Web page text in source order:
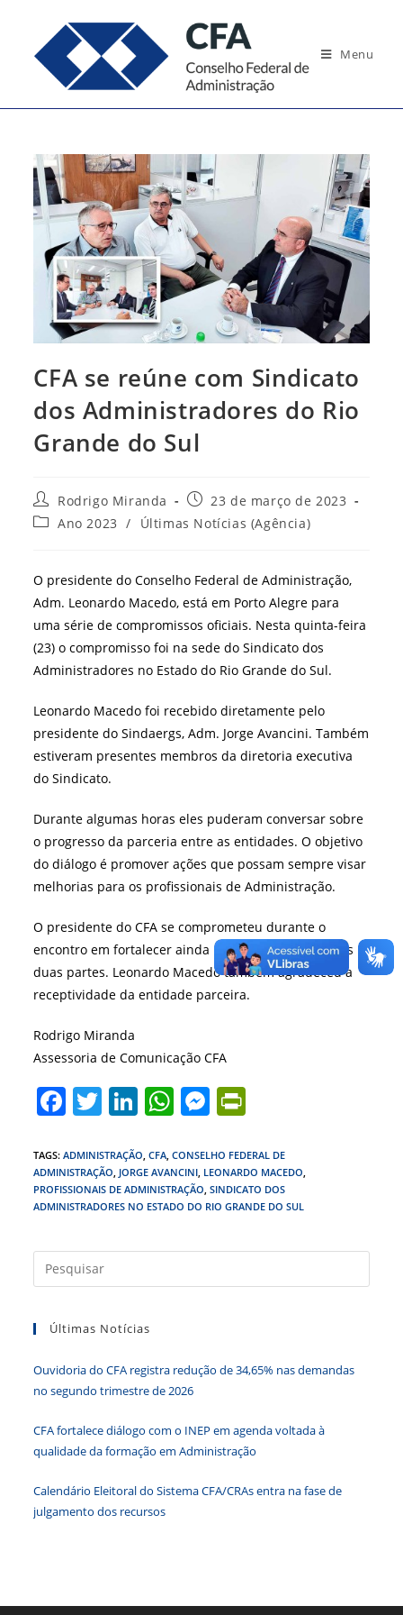
conteúdo
Menu
CFA se reúne com Sindicato
dos Administradores do Rio
Grande do Sul
Autor
do
post:
Rodrigo Miranda
Post
publicado:
23 de março de 2023
Categoria
Ano 2023 / Últimas Notícias (Agência)
O presidente do Conselho Federal de Administração,
Adm. Leonardo Macedo, está em Porto Alegre para
uma série de compromissos oficiais. Nesta quinta-feira
(23) o compromisso foi na sede do Sindicato dos
Administradores no Estado do Rio Grande do Sul.
Leonardo Macedo foi recebido diretamente pelo
presidente do Sindaergs, Adm. Jorge Avancini. Também
estiveram presentes membros da diretoria executiva
do Sindicato.
Durante algumas horas eles puderam conversar sobre
o progresso da parceria entre as entidades. O objetivo
do diálogo é promover ações que possam sempre visar
melhorias para os profissionais de Administração.
O presidente do CFA se comprometeu durante o
encontro em fortalecer ainda mais a relação entre as
duas partes. Leonardo Macedo também agradeceu a
receptividade da entidade parceira.
Rodrigo Miranda
Assessoria de Comunicação CFA
F
c
e
b
o
o
T
itt
er
Li
k
e
dI
n
W
at
s
A
p
M
ss
e
n
g
tF
ri
e
n
TAGS:ADMINISTRAÇÃO CFA CONSELHO FEDERAL DE
ADMINISTRAÇÃO JORGE AVANCINI LEONARDO MACEDO
PROFISSIONAIS DE ADMINISTRAÇÃO SINDICATO DOS
ADMINISTRADORES NO ESTADO DO RIO GRANDE DO SUL
a
Últimas Notícias
Ouvidoria do CFA registra redução de 34,65% nas demandas
no segundo trimestre de 2026
CFA fortalece diálogo com o INEP em agenda voltada à
qualidade da formação em Administração
Calendário Eleitoral do Sistema CFA/CRAs entra na fase de
julgamento dos recursos